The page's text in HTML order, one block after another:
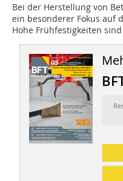
Bei der Herstellung von
ein besonderer Fokus auf
Hohe Frühfestigkeiten